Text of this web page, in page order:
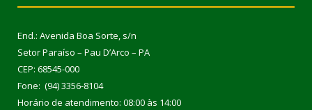
End.: Avenida Boa Sorte, s/n
Setor Paraíso – Pau D’Arco – PA
CEP: 68545-000
Fone: (94) 3356-8104
Horário de atendimento: 08:00 às 14:00